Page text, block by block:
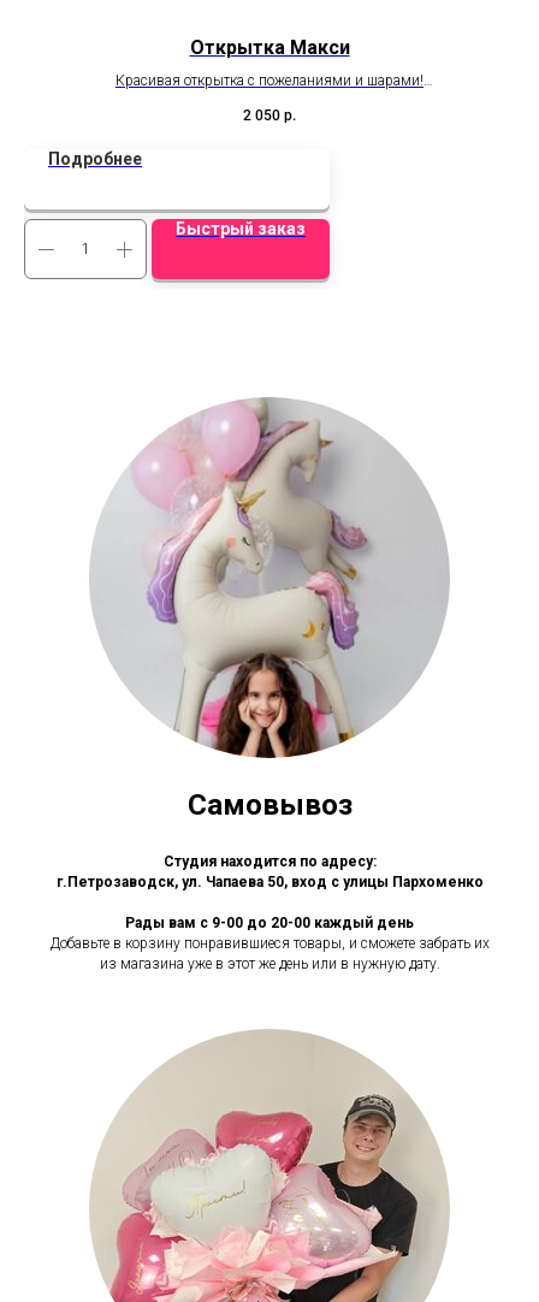
Открытка Макси
Красивая открытка с пожеланиями и шарами!
2 050 р.
Подробнее
Быстрый заказ
Самовывоз
Студия находится по адресу:
г.Петрозаводск, ул. Чапаева 50, вход с улицы Пархоменко
Рады вам с 9-00 до 20-00 каждый день
Добавьте в корзину понравившиеся товары, и сможете забрать их
из магазина уже в этот же день или в нужную дату.